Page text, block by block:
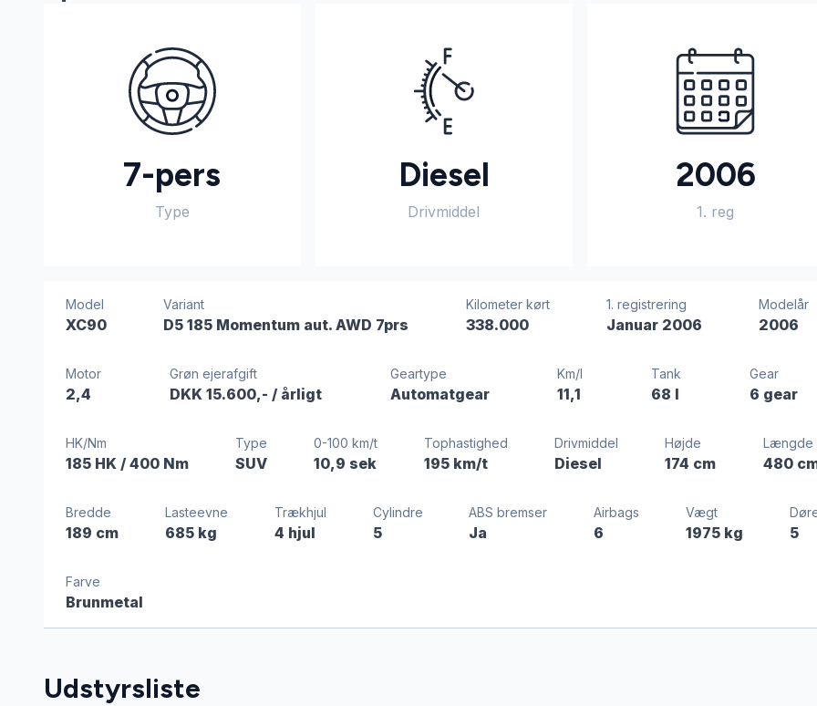
7-pers
Type
Diesel
Drivmiddel
2006
1. reg
Model
XC90
Variant
D5 185 Momentum aut. AWD 7prs
Kilometer kørt
338.000
1. registrering
Januar 2006
Modelår
2006
Motor
2,4
Grøn ejerafgift
DKK 15.600,- / årligt
Geartype
Automatgear
Km/l
11,1
Tank
68 l
Gear
6 gear
HK/Nm
185 HK / 400 Nm
Type
SUV
0-100 km/t
10,9 sek
Tophastighed
195 km/t
Drivmiddel
Diesel
Højde
174 cm
Længde
480
Bredde
189 cm
Lasteevne
685 kg
Trækhjul
4 hjul
Cylindre
5
ABS bremser
Ja
Airbags
6
Vægt
1975 kg 5
Farve
Brunmetal
Udstyrsliste